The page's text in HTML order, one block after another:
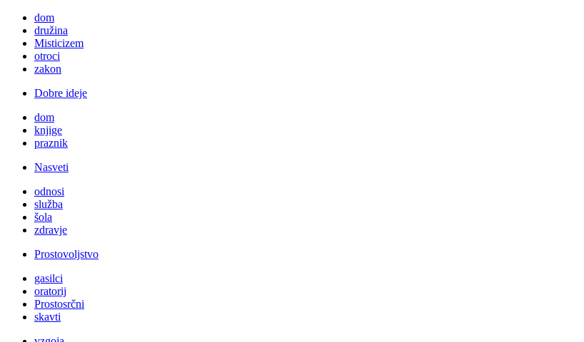
dom
družina
Misticizem
otroci
zakon
Dobre ideje
dom
knjige
praznik
Nasveti
odnosi
služba
šola
zdravje
Prostovoljstvo
gasilci
oratorij
Prostosrčni
skavti